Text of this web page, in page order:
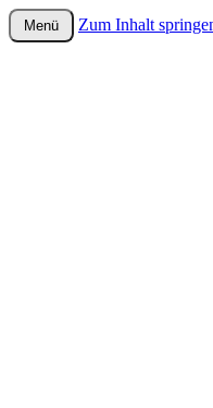
wurster-
Menü Zum Inhalt